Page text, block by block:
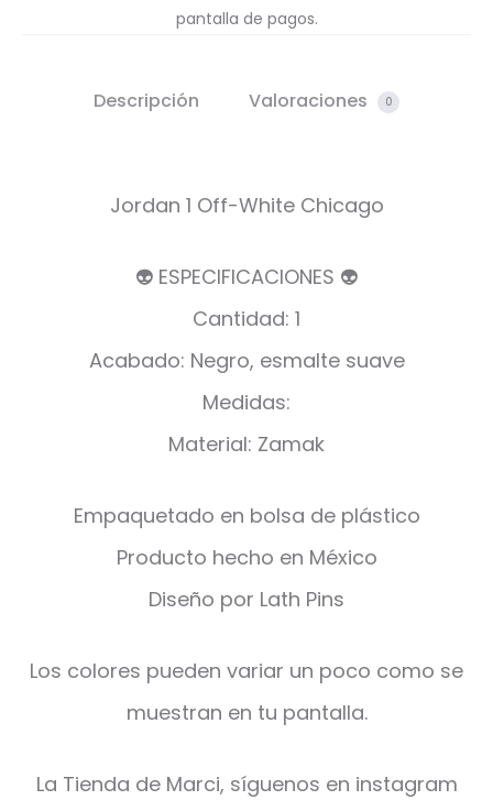
pantalla de pagos.
Descripción Valoraciones 0
Jordan 1 Off-White Chicago
👽 ESPECIFICACIONES 👽
Cantidad: 1
Acabado: Negro, esmalte suave
Medidas:
Material: Zamak
Empaquetado en bolsa de plástico
Producto hecho en México
Diseño por Lath Pins
Los colores pueden variar un poco como se
muestran en tu pantalla.
La Tienda de Marci, síguenos en instagram